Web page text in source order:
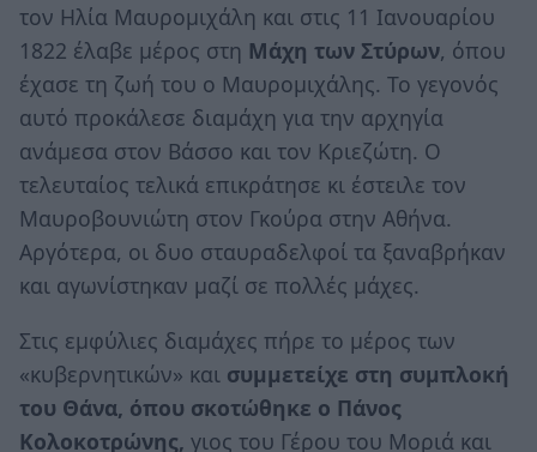
τον Ηλία Μαυρομιχάλη και στις 11 Ιανουαρίου
1822 έλαβε μέρος στη Μάχη των Στύρων, όπου
έχασε τη ζωή του ο Μαυρομιχάλης. Το γεγονός
αυτό προκάλεσε διαμάχη για την αρχηγία
ανάμεσα στον Βάσσο και τον Κριεζώτη. Ο
τελευταίος τελικά επικράτησε κι έστειλε τον
Μαυροβουνιώτη στον Γκούρα στην Αθήνα.
Αργότερα, οι δυο σταυραδελφοί τα ξαναβρήκαν
και αγωνίστηκαν μαζί σε πολλές μάχες.
Στις εμφύλιες διαμάχες πήρε το μέρος των
«κυβερνητικών» και συμμετείχε στη συμπλοκή
του Θάνα, όπου σκοτώθηκε ο Πάνος
Κολοκοτρώνης, γιος του Γέρου του Μοριά και